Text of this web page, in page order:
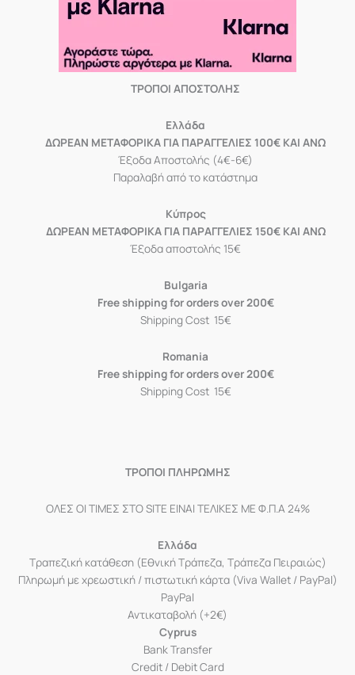
ΤΡΟΠΟΙ ΑΠΟΣΤΟΛΗΣ
Eλλάδα
ΔΩΡΕΑΝ ΜΕΤΑΦΟΡΙΚΑ ΓΙΑ ΠΑΡΑΓΓΕΛΙΕΣ 100€ ΚΑΙ ΑΝΩ
Έξοδα Αποστολής (4€-6€)
Παραλαβή από το κατάστημα
Κύπρος
ΔΩΡΕΑΝ ΜΕΤΑΦΟΡΙΚΑ ΓΙΑ ΠΑΡΑΓΓΕΛΙΕΣ 150€ ΚΑΙ ΑΝΩ
Έξοδα αποστολής 15€
Bulgaria
Free shipping for orders over 200€
Shipping Cost 15€
Romania
Free shipping for orders over 200€
Shipping Cost 15€
ΤΡΟΠΟΙ ΠΛΗΡΩΜΗΣ
ΟΛΕΣ ΟΙ ΤΙΜΕΣ ΣΤΟ SITE ΕΙΝΑΙ ΤΕΛΙΚΕΣ ΜΕ Φ.Π.Α 24%
Ελλάδα
Τραπεζική κατάθεση (Εθνική Τράπεζα, Τράπεζα Πειραιώς)
Πληρωμή με χρεωστική / πιστωτική κάρτα (Viva Wallet / PayPal)
PayPal
Αντικαταβολή (+2€)
Cyprus
Bank Transfer
Credit / Debit Card